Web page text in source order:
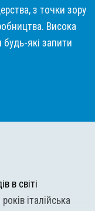
з точки зору
Висока
будь-які запити
в світі
італійська